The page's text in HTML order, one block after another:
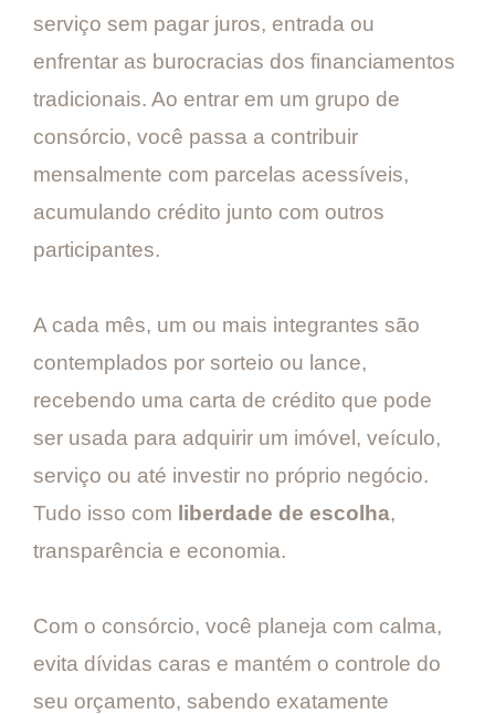
serviço sem pagar juros, entrada ou
enfrentar as burocracias dos financiamentos
tradicionais. Ao entrar em um grupo de
consórcio, você passa a contribuir
mensalmente com parcelas acessíveis,
acumulando crédito junto com outros
participantes.
A cada mês, um ou mais integrantes são
contemplados por sorteio ou lance,
recebendo uma carta de crédito que pode
ser usada para adquirir um imóvel, veículo,
serviço ou até investir no próprio negócio.
Tudo isso com liberdade de escolha,
transparência e economia.
Com o consórcio, você planeja com calma,
evita dívidas caras e mantém o controle do
seu orçamento, sabendo exatamente